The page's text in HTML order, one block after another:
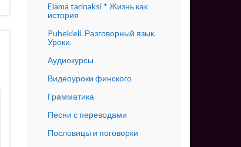
Elämä tarinaksi * Жизнь как
история
Puhekieli. Разговорный язык.
Уроки.
Аудиокурсы
Видеоуроки финского
Грамматика
Песни с переводами
Пословицы и поговорки